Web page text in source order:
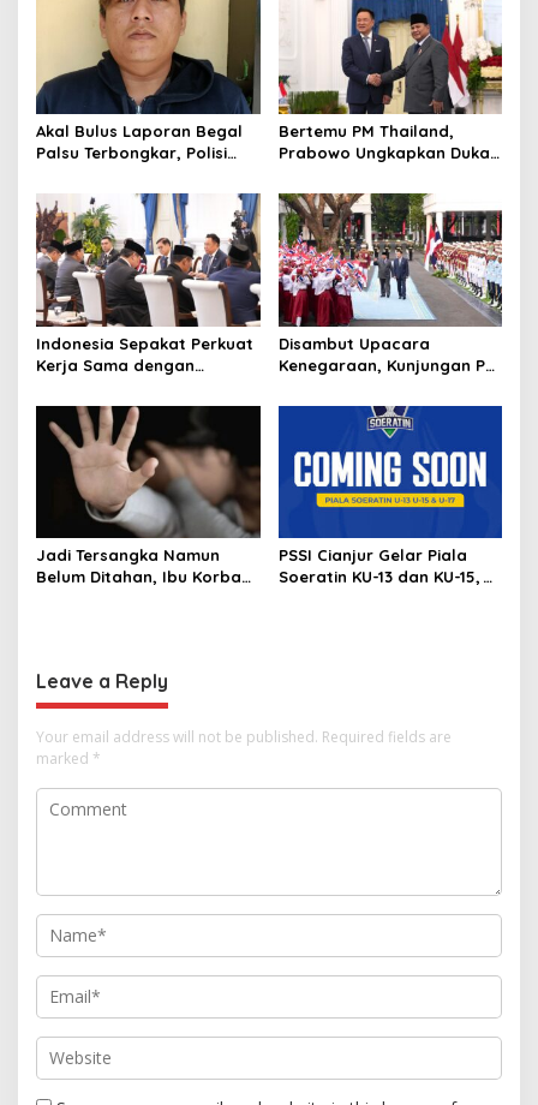
a
t
i
n
Akal Bulus Laporan Begal
Palsu Terbongkar, Polisi
Perusahaan untuk Crypto
Bertemu PM Thailand,
Prabowo Ungkapkan Duka
Selamat Ulang Tahun ke
Raja Thailand
Indonesia Sepakat Perkuat
Kerja Sama dengan
hingga Ekonomi Digital
Disambut Upacara
Kenegaraan, Kunjungan PM
Hubungan Indonesia-
Jadi Tersangka Namun
Belum Ditahan, Ibu Korban
PSSI Cianjur Gelar Piala
Soeratin KU-13 dan KU-15,
Leave a Reply
Your email address will not be published. Required fields are
marked *